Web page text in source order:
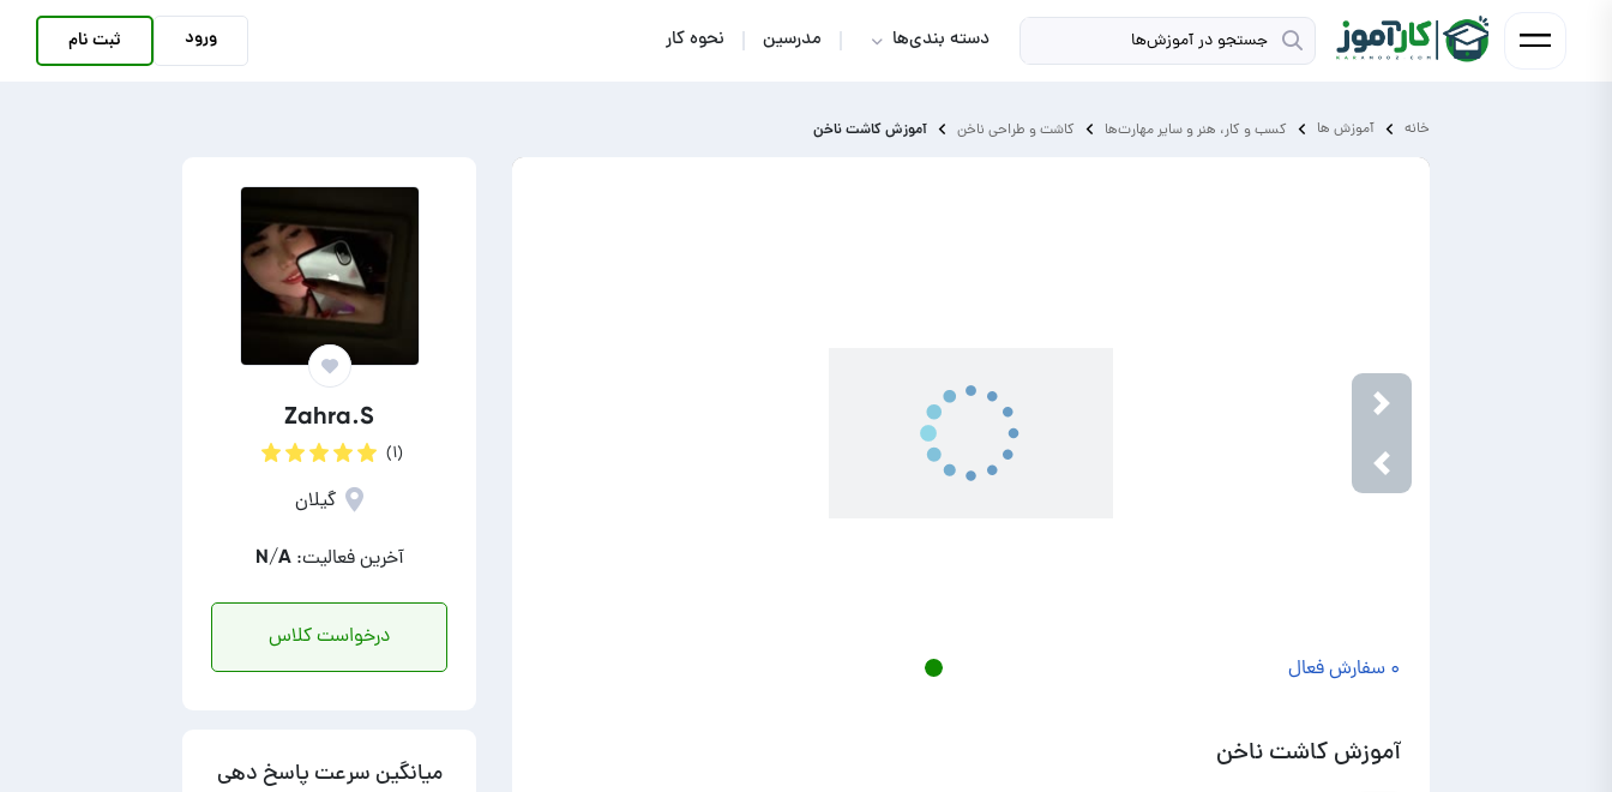
دسته بندی‌ها مدرسین نحوه کار ورود ثبت نام
خانه آموزش ‌ها کسب و کار، هنر و سایر مهارت‌ها کاشت و طراحی ناخن آموزش کاشت ناخن
Previous
Next
۰ سفارش فعال
آموزش کاشت ناخن
Zahra.S
(۱)
گیلان
آخرین فعالیت: N/A
درخواست کلاس
میانگین سرعت پاسخ دهی